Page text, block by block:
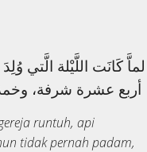
لماَّ كَانَت اللَّيْلة الَّتي
runtuh, api
tidak pernah padam,